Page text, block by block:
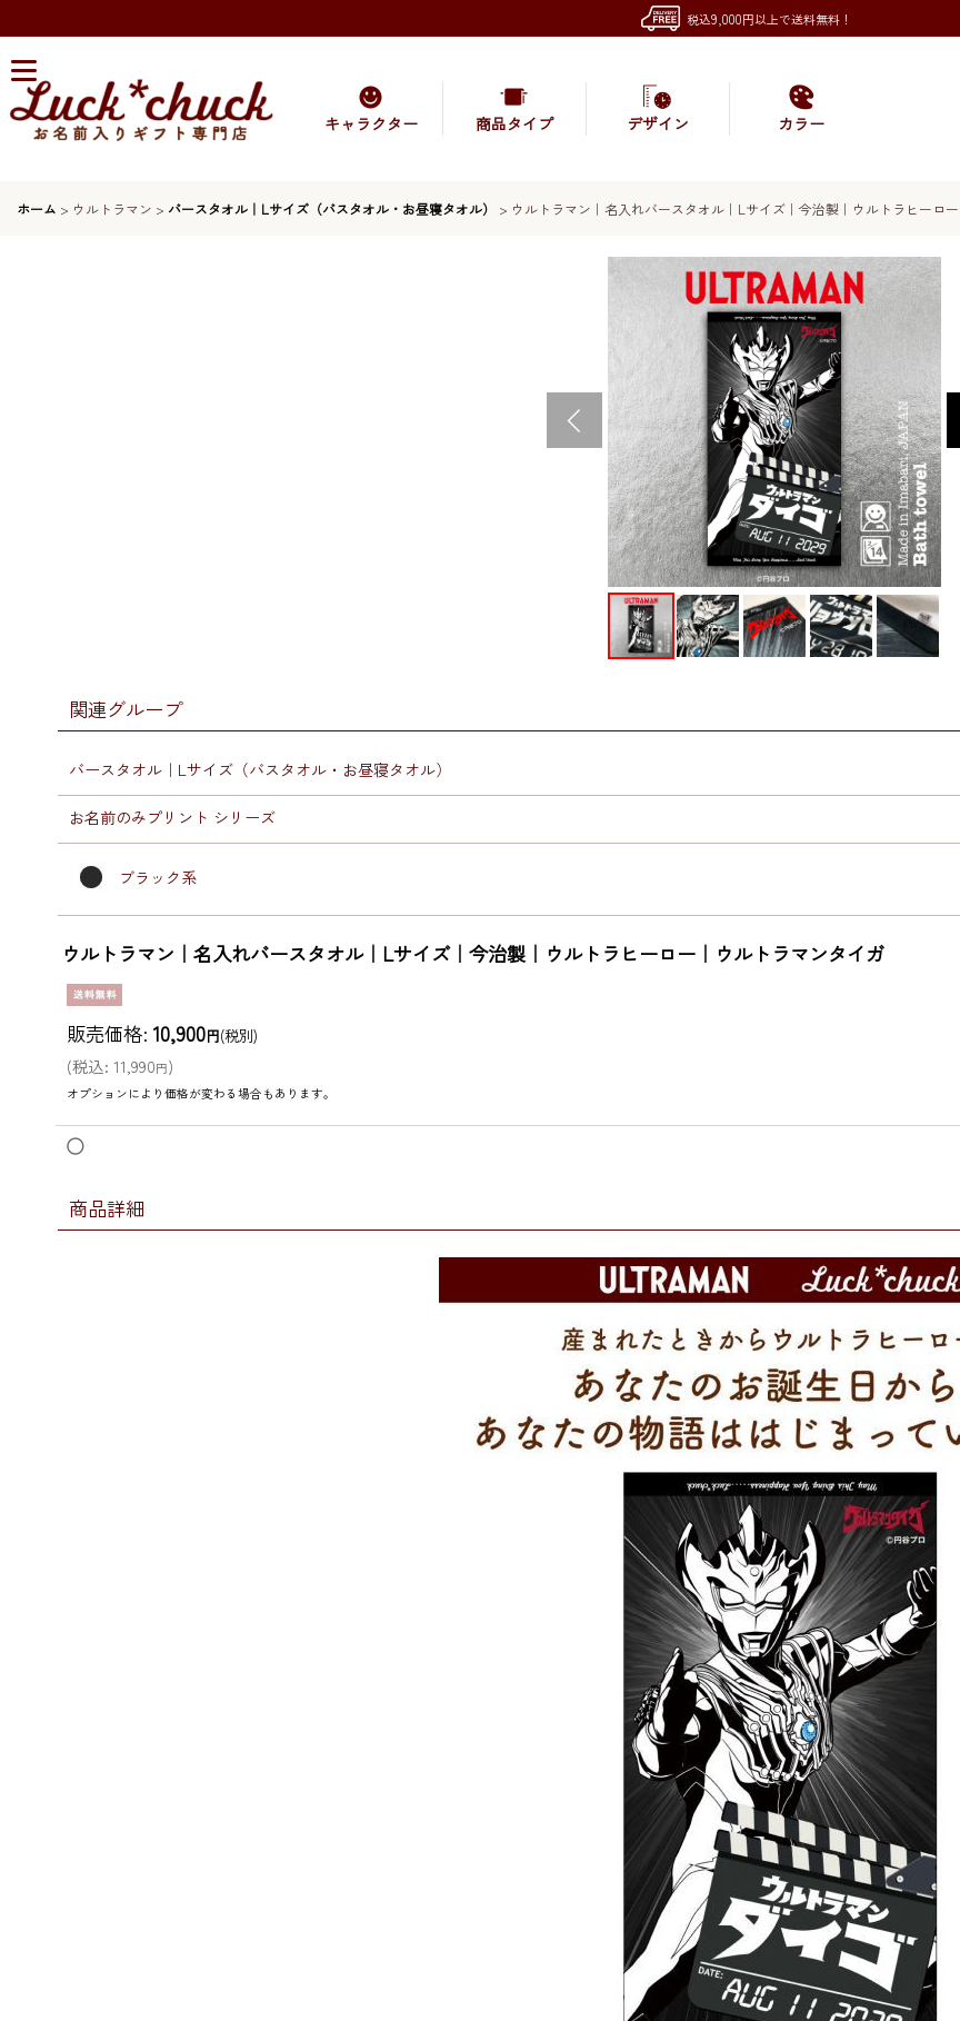
税込9,000円以上で送料無料！
キャラクター 商品タイプ デザイン カラー
ホーム > ウルトラマン > バースタオル｜Lサイズ（バスタオル・お昼寝タオル） > ウルトラマン｜名入れバースタオル｜Lサイズ｜今治製｜ウルトラヒーロ
関連グループ
バースタオル｜Lサイズ（バスタオル・お昼寝タオル）
お名前のみプリント シリーズ
ブラック系
ウルトラマン｜名入れバースタオル｜Lサイズ｜今治製｜ウルトラヒーロー｜ウルトラマンタイガ
販売価格: 10,900円(税別)
(税込: 11,990円)
オプションにより価格が変わる場合もあります。
◯
商品詳細